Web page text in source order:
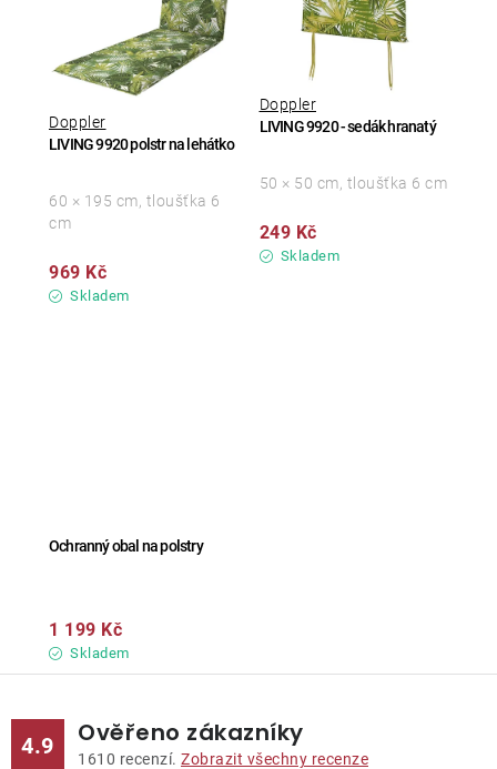
LIVING 9920 polstr na lehátko
Doppler
Skladem
969 Kč
60 × 195 cm, tloušťka 6
cm
LIVING 9920 - sedák hranatý
Doppler
Skladem
249 Kč
50 × 50 cm, tloušťka 6 cm
Ochranný obal na polstry
Skladem
1 199 Kč
4.9 Ověřeno zákazníky
1610 recenzí. Zobrazit všechny recenze